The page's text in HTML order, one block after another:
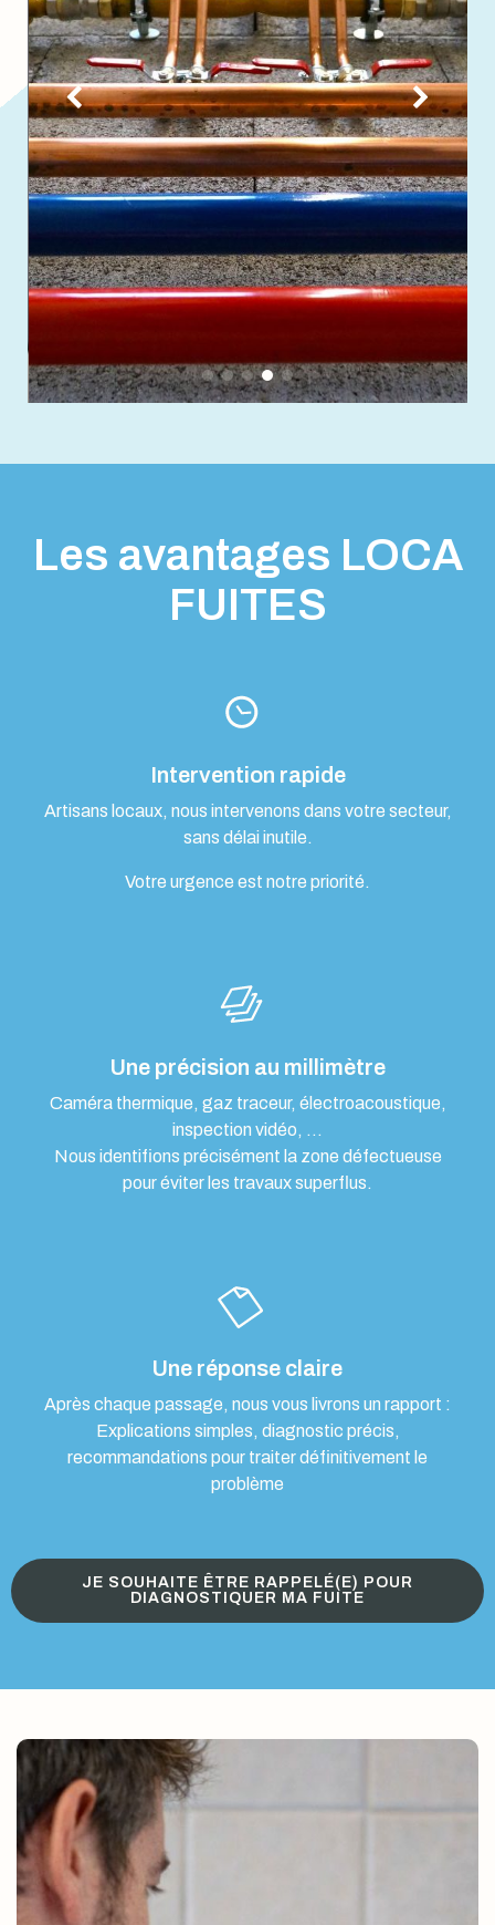
Les avantages LOCA
FUITES
Intervention rapide
Artisans locaux, nous intervenons dans votre secteur,
sans délai inutile.
Votre urgence est notre priorité.
Une précision au millimètre
Caméra thermique, gaz traceur, électroacoustique,
inspection vidéo, …
Nous identifions précisément la zone défectueuse
pour éviter les travaux superflus.
Une réponse claire
Après chaque passage, nous vous livrons un rapport :
Explications simples, diagnostic précis,
recommandations pour traiter définitivement le
problème
JE SOUHAITE ÊTRE RAPPELÉ(E) POUR
DIAGNOSTIQUER MA FUITE